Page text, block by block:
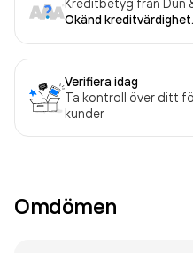
Kreditbetyg från Dun
Okänd
Verifiera idag
Ta kontroll över ditt
kunder
Omdömen